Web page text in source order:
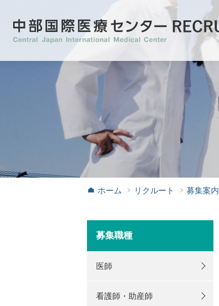
募集案内
病院見学のご案内
医学生
ホーム リクルート 募集案内
募集職種
医師
看護師・助産師